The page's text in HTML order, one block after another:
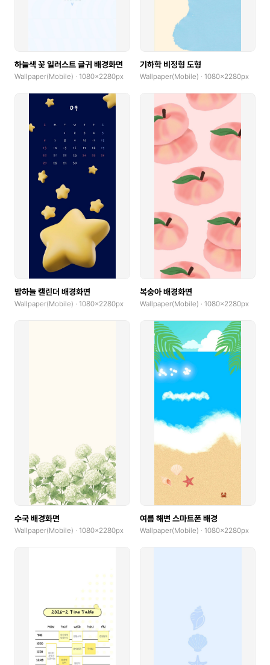
하늘색 꽃 일러스트 글귀 배경화면
Wallpaper(Mobile) · 1080x2280px
기하학 비정형 도형
Wallpaper(Mobile) · 1080x2280px
밤하늘 캘린더 배경화면
Wallpaper(Mobile) · 1080x2280px
복숭아 배경화면
Wallpaper(Mobile) · 1080x2280px
수국 배경화면
Wallpaper(Mobile) · 1080x2280px
여름 해변 스마트폰 배경
Wallpaper(Mobile) · 1080x2280px
GoodNotes(Landscape)
Book Cover
Web Banner(Horizontal)
Web Banner(Vertical)
Album Cover
Blog Graphic
Poster(Portrait)
Poster(Landscape)
Letterhead
Banner(Square, x0.1)
Banner(Vertical, x0.1)
Invitation(Single-fold, Landscape)
Invitation(Single-fold, Portrait)
Invitation(Bi-fold, Landscape)
Photocard(Portrait)
Photocard(Landscape)
X-Banner(x0.1)